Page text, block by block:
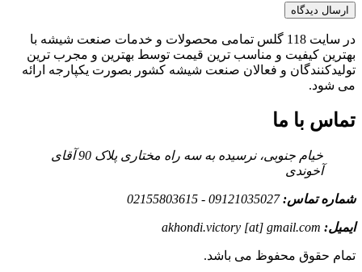
در سایت 118 گلس تمامی محصولات و خدمات صنعت شیشه با
بهترین کیفیت و مناسب ترین قیمت توسط بهترین و مجرب ترین
تولیدکنندگان و فعالان صنعت شیشه کشور بصورت یکپارجه ارائه
می شود.
تماس با ما
خیام جنوبی، نرسیده به سه راه مختاری پلاک 90 آقای
آخوندی
شماره تماس:09121035027 - 02155803615
ایمیل: akhondi.victory [at] gmail.com
تمام حقوق محفوظ می باشد.